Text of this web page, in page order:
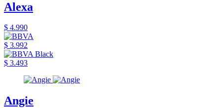
Alexa
$ 4.990
$ 3.992
$ 3.493
Angie